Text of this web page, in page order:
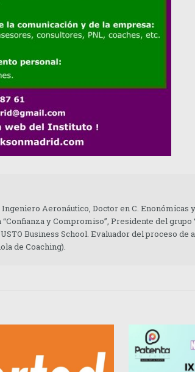
Aeronáutico, Doctor en C. Enonómicas
y Compromiso”, Presidente del
Business School. Evaluador del proceso de
de Coaching).